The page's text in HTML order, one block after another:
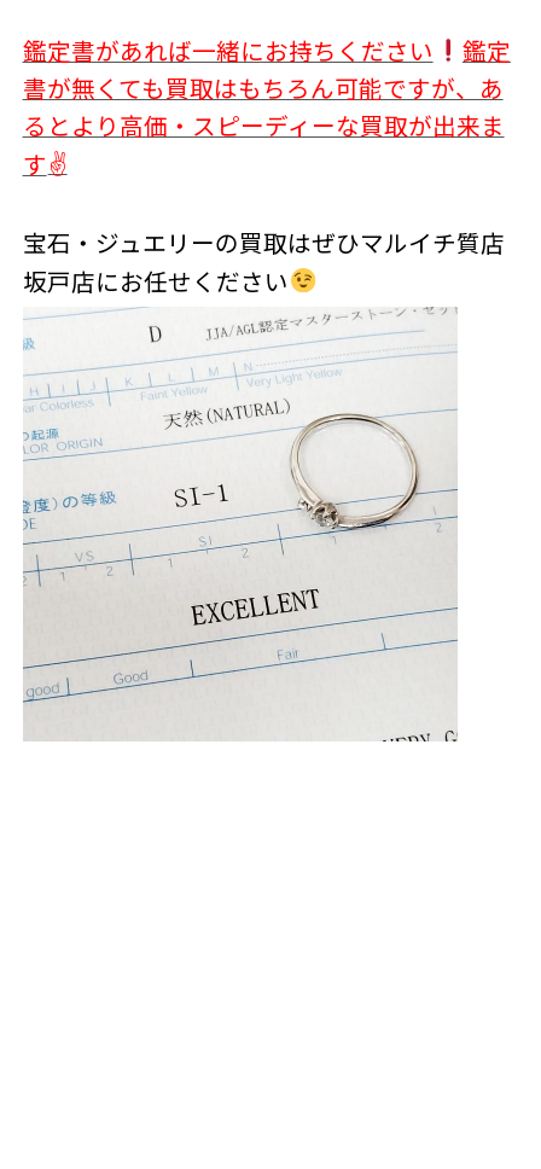
鑑定書があれば一緒にお持ちください
鑑定
書が無くても買取はもちろん可能ですが、あ
るとより高価・スピーディーな買取が出来ま
す✌
宝石・ジュエリーの買取はぜひマルイチ質店
坂戸店にお任せください